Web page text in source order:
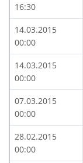
16:30
14.03.2015
00:00
14.03.2015
00:00
07.03.2015
00:00
28.02.2015
00:00